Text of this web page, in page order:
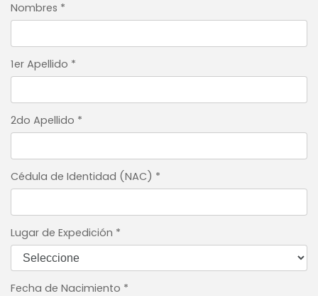
Nombres *
1er Apellido *
2do Apellido *
Cédula de Identidad (NAC) *
Lugar de Expedición *
Fecha de Nacimiento *